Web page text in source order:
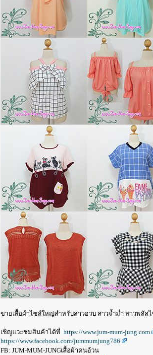
ขายเสื้อผ้าไซส์ใหญ่สำหรับสาวอวบ สาวจ้ำม่ำ สาวพลั
เชิญแวะชมสินค้าได้ที่ https://www.jum-mum-jung.com
https://www.facebook.com/jummumjung786
FB: JUM-MUM-JUNGเสื้อผ้าคนอ้วน